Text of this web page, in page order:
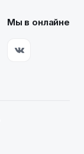
Мы в онлайне